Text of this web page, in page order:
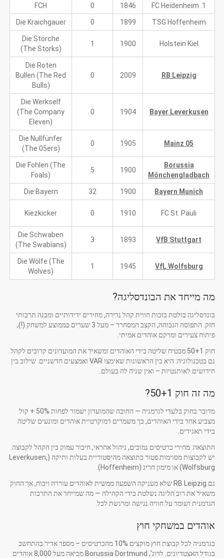
1. FC Heidenheim
1846
0
FCH
TSG Hoffenheim
1899
0
Die Kraichgauer
Holstein Kiel
1900
1
Die Störche
(The Storks)
RB Leipzig
2009
0
Die Roten
Bullen (The Red
Bulls)
Bayer Leverkusen
1904
0
Die Werkself
(The Company
Eleven)
Mainz 05
1905
0
Die Nullfünfer
(The 05ers)
Borussia
Mönchengladbach
1900
5
Die Fohlen (The
Foals)
Bayern Munich
1900
32
Die Bayern
FC St. Pauli
1910
0
Kiezkicker
VfB Stuttgart
1893
3
Die Schwaben
(The Swabians)
VfL Wolfsburg
1945
1
Die Wölfe (The
Wolves)
מה מייחד את הבונדסליגה?
בונדסליגה בולטת בזכות חווית קהל נדירה, מחירים ידידותיים ומבנה תרבותי
חזק. התפוסה הגבוהה, הקצב המסחרר – מעל 3 שערים בממוצע למשחק (!),
פיתוח צעירים ומרקם אוהדים אמיתי.
חוק 50+1 מבטיח שליטה בידי האוהדים ומשאיר את המועדונים קרובים לקהל.
גם בטכנולוגיה: היא בין הראשונות שאימצו VAR ואמצעים חדשניים. שילוב בין
חידושים לאותנטיות – ואין שניה לה בעולם.
מה זה חוק 50+1?
מדובר בחוק בלעדי לגרמניה — החובה שהמועדון ישמור לפחות 50% + קול
מצביע אחד בידי האוהדים, כך משמרים דמוקרטיית אוהדים ומונעים שליטה
בידי תאגידים.
התוצאה: מחירי כרטיסים נמוכים, ניהול אחראי, חיבור עמוק בין הקהל לקבוצה.
יש לקבוצות מסוימות פטור כתוצאה מהיסטוריית בעלות ותיקה (Leverkusen,
Wolfsburg) או מימון חריג (Hoffenheim).
גם RB Leipzig שלא מעניקה השפעה ממשית לאוהדים עוררה ויכוח, אך החוק
משאיר את רוב הליגה נשלטת בידי הקהילה — מה שמייחד את התרבות
הגרמנית ושומר על חוויה נגישה ומרגשת לכל.
אוהדים במשחקי חוץ
בגרמניה לכל קבוצת חוץ מוקצים 10% מהכרטיסים – מספר אדיר בהתחשב
בגודל האצטדיונים. לדוג', Borussia Dortmund מביאה מעל 8,000 אוהדים